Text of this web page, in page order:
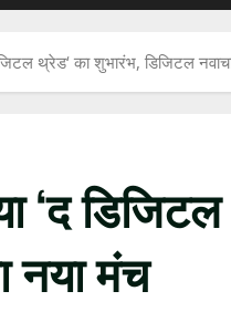
थ्रेड‘ का शुभारंभ, डिजिटल
‘द
नया मंच